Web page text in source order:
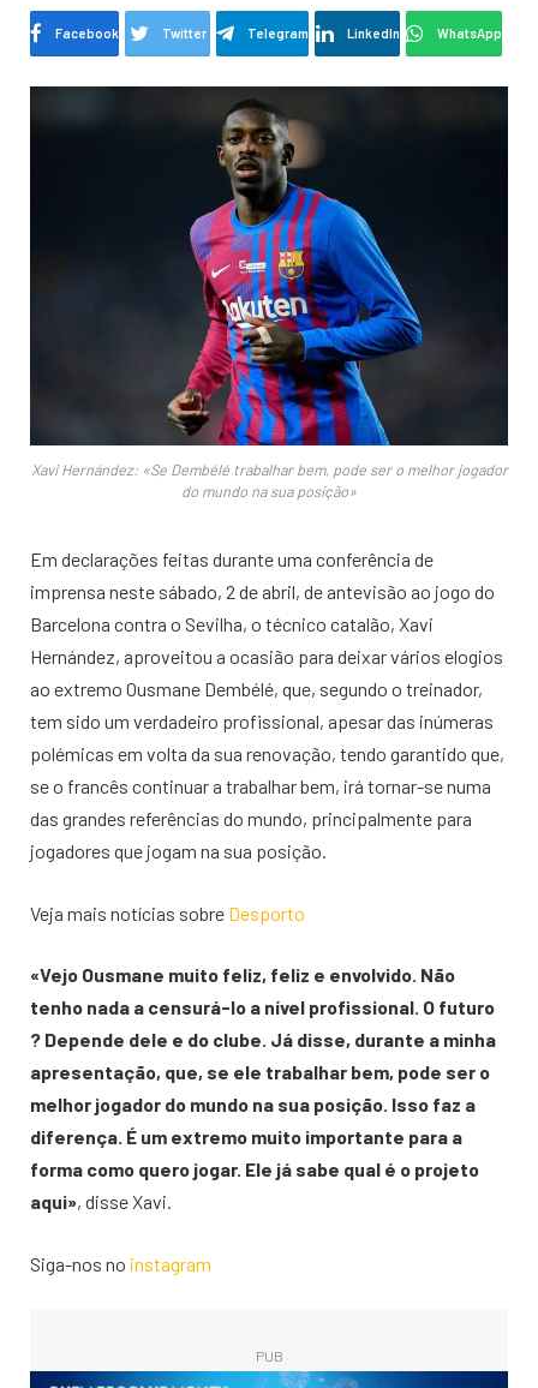
Facebook Twitter Telegram LinkedIn WhatsApp
Xavi Hernández: «Se Dembélé trabalhar bem, pode ser o melhor jogador
do mundo na sua posição»
Em declarações feitas durante uma conferência de
imprensa neste sábado, 2 de abril, de antevisão ao jogo do
Barcelona contra o Sevilha, o técnico catalão, Xavi
Hernández, aproveitou a ocasião para deixar vários elogios
ao extremo Ousmane Dembélé, que, segundo o treinador,
tem sido um verdadeiro profissional, apesar das inúmeras
polémicas em volta da sua renovação, tendo garantido que,
se o francês continuar a trabalhar bem, irá tornar-se numa
das grandes referências do mundo, principalmente para
jogadores que jogam na sua posição.
Veja mais notícias sobre Desporto
«Vejo Ousmane muito feliz, feliz e envolvido. Não
tenho nada a censurá-lo a nível profissional. O futuro
? Depende dele e do clube. Já disse, durante a minha
apresentação, que, se ele trabalhar bem, pode ser o
melhor jogador do mundo na sua posição. Isso faz a
diferença. É um extremo muito importante para a
forma como quero jogar. Ele já sabe qual é o projeto
aqui», disse Xavi.
Siga-nos no instagram
PUB